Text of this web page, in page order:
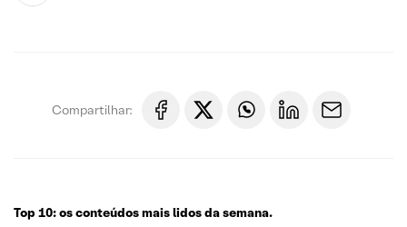
Compartilhar:
Top 10: os conteúdos mais lidos da semana.